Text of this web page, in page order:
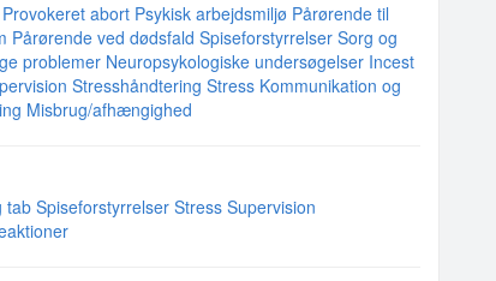
Provokeret abort Psykisk arbejdsmiljø Pårørende til
Pårørende ved dødsfald Spiseforstyrrelser Sorg og
problemer Neuropsykologiske undersøgelser Incest
Stresshåndtering Stress Kommunikation og
Misbrug/afhængighed
tabSpiseforstyrrelser Stress Supervision